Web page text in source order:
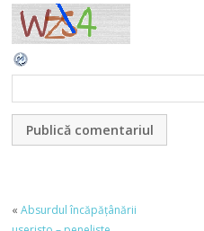
«Absurdul încăpăţânării